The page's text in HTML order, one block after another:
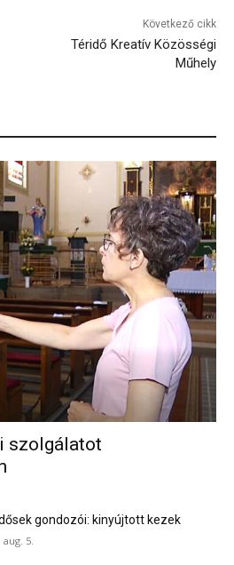
Következő cikk
Téridő Kreatív Közösségi
Műhely
szolgálatot
gondozói: kinyújtott kezek
aug. 5.